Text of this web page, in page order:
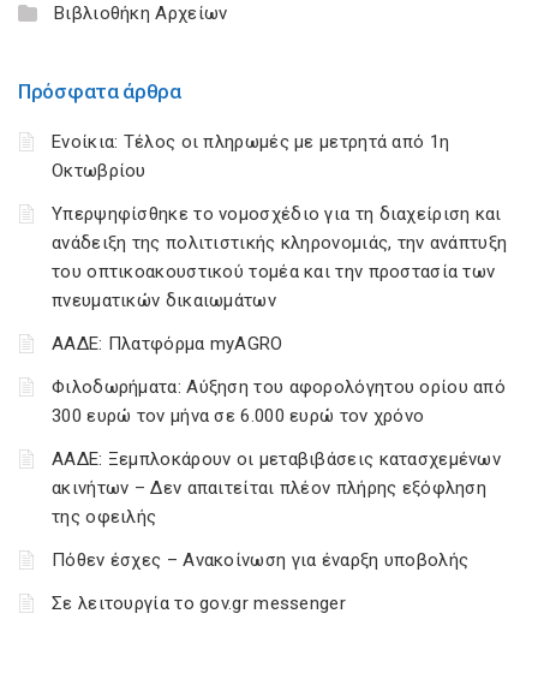
Βιβλιοθήκη Αρχείων
Πρόσφατα άρθρα
Ενοίκια: Τέλος οι πληρωμές με μετρητά από 1η
Οκτωβρίου
Υπερψηφίσθηκε το νομοσχέδιο για τη διαχείριση και
ανάδειξη της πολιτιστικής κληρονομιάς, την ανάπτυξη
του οπτικοακουστικού τομέα και την προστασία των
πνευματικών δικαιωμάτων
ΑΑΔΕ: Πλατφόρμα myAGRO
Φιλοδωρήματα: Αύξηση του αφορολόγητου ορίου από
300 ευρώ τον μήνα σε 6.000 ευρώ τον χρόνο
ΑΑΔΕ: Ξεμπλοκάρουν οι μεταβιβάσεις κατασχεμένων
ακινήτων – Δεν απαιτείται πλέον πλήρης εξόφληση
της οφειλής
Πόθεν έσχες – Ανακοίνωση για έναρξη υποβολής
Σε λειτουργία το gov.gr messenger